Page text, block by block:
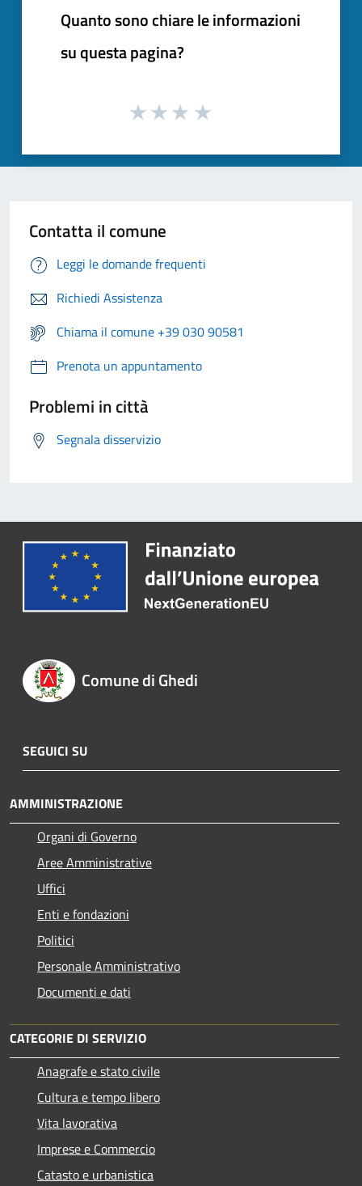
Quanto sono chiare le informazioni
su questa pagina?
Contatta il comune
Leggi le domande frequenti
Richiedi Assistenza
Chiama il comune +39 030 90581
Prenota un appuntamento
Problemi in città
Segnala disservizio
Comune di Ghedi
SEGUICI SU
AMMINISTRAZIONE
Organi di Governo
Aree Amministrative
Uffici
Enti e fondazioni
Politici
Personale Amministrativo
Documenti e dati
CATEGORIE DI SERVIZIO
Anagrafe e stato civile
Cultura e tempo libero
Vita lavorativa
Imprese e Commercio
Catasto e urbanistica